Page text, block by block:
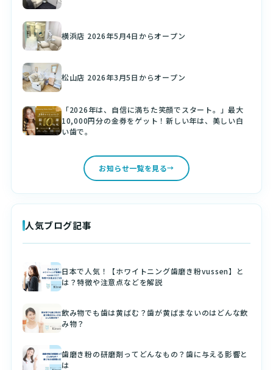
横浜店 2026年5月4日からオープン
松山店 2026年3月5日からオープン
「2026年は、自信に満ちた笑顔でスタート。」最大
10,000円分の金券をゲット！新しい年は、美しい白
い歯で。
お知らせ一覧を見る
人気ブログ記事
日本で人気！【ホワイトニング歯磨き粉vussen】と
は？特徴や注意点などを解説
飲み物でも歯は黄ばむ？歯が黄ばまないのはどんな飲
み物？
歯磨き粉の研磨剤ってどんなもの？歯に与える影響と
は